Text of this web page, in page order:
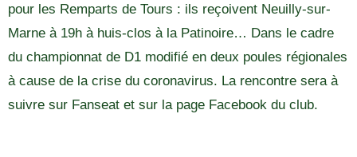
pour les Remparts de Tours : ils reçoivent Neuilly-sur-
Marne à 19h à huis-clos à la Patinoire… Dans le cadre
du championnat de D1 modifié en deux poules régionales
à cause de la crise du coronavirus. La rencontre sera à
suivre sur Fanseat et sur la page Facebook du club.